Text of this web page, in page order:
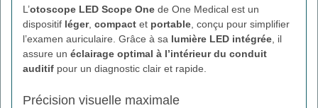
L’otoscope LED Scope One de One Medical est un
dispositif léger, compact et portable , conçu pour simplifier
l’examen auriculaire. Grâce à sa lumière LED intégrée , il
assure un éclairage optimal à l’intérieur du conduit
auditif pour un diagnostic clair et rapide.
Précision visuelle maximale